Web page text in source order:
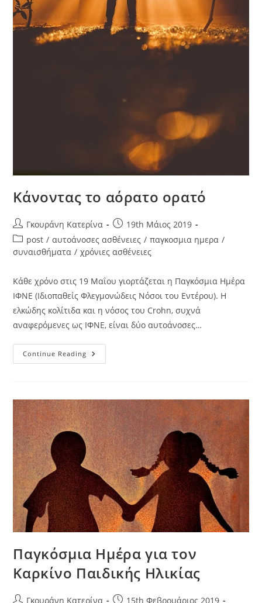
Κάνοντας το αόρατο ορατό
Γκουράνη Κατερίνα
19th Μάιος 2019
post / αυτοάνοσες ασθένειες / παγκοσμια ημερα /
συναισθήματα / χρόνιες ασθένειες
Κάθε χρόνο στις 19 Μαΐου γιορτάζεται η Παγκόσμια Ημέρα
ΙΦΝΕ (Ιδιοπαθείς Φλεγμονώδεις Νόσοι του Εντέρου). Η
ελκώδης κολίτιδα και η νόσος του Crohn, συχνά
αναφερόμενες ως ΙΦΝΕ, είναι δύο αυτοάνοσες…
Continue Reading
Παγκόσμια Ημέρα για τον
Καρκίνο Παιδικής Ηλικίας
Γκουράνη Κατερίνα 15th Φεβρουάριος 2019